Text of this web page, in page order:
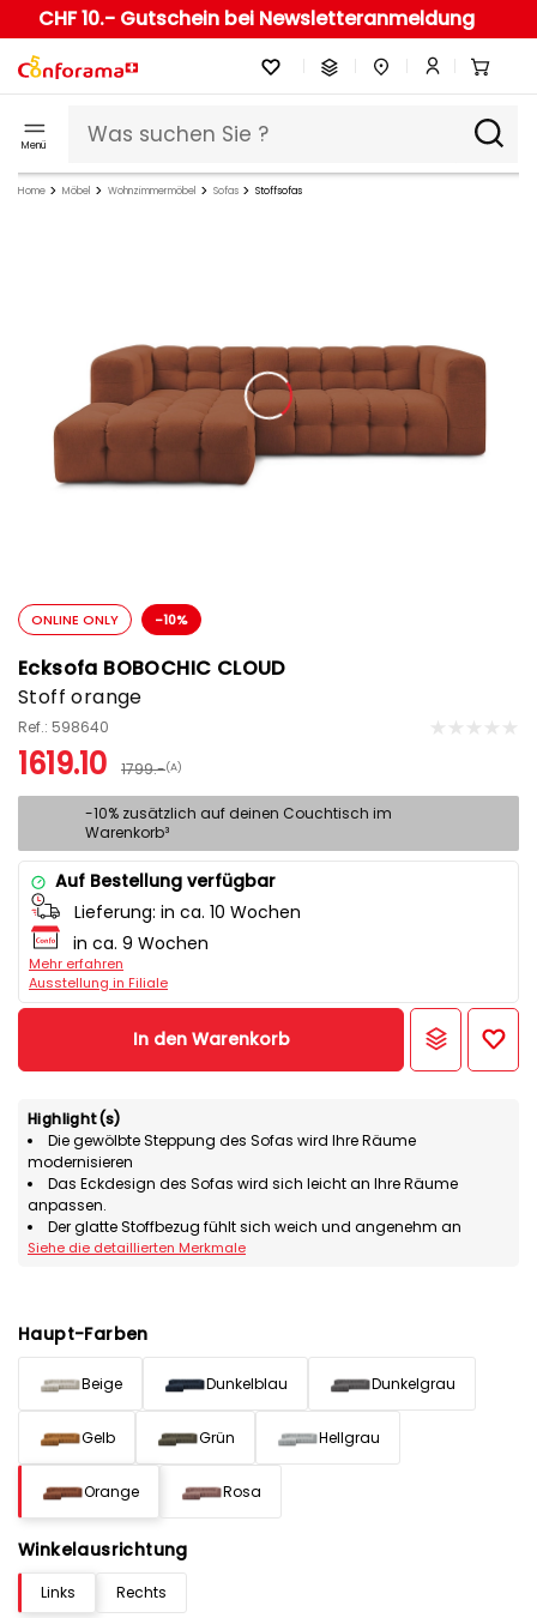
CHF 10.- Gutschein bei Newsletteranmeldung
Menü
Home Möbel Wohnzimmermöbel Sofas Stoffsofas
ONLINE ONLY -10%
Ecksofa BOBOCHIC CLOUD
Stoff orange
Ref.: 598640
1619.10 1799.-(A)
-10% zusätzlich auf deinen Couchtisch im
Warenkorb³
Auf Bestellung verfügbar
Lieferung: in ca. 10 Wochen
in ca. 9 Wochen
Mehr erfahren
Ausstellung in Filiale
In den Warenkorb
Highlight(s)
Die gewölbte Steppung des Sofas wird Ihre Räume
modernisieren
Das Eckdesign des Sofas wird sich leicht an Ihre Räume
anpassen.
Der glatte Stoffbezug fühlt sich weich und angenehm an
Siehe die detaillierten Merkmale
Haupt-Farben
Beige Dunkelblau Dunkelgrau
Gelb Grün Hellgrau
Orange Rosa
Winkelausrichtung
Links Rechts